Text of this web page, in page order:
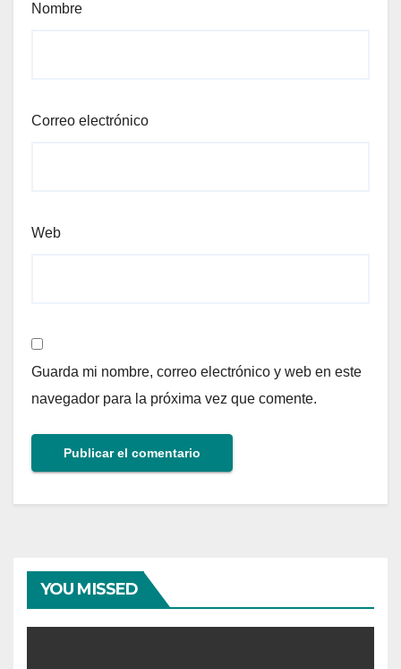
Nombre
Correo electrónico
Web
Guarda mi nombre, correo electrónico y web en este
navegador para la próxima vez que comente.
YOU MISSED